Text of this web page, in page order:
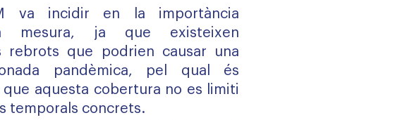
va incidir en la importància
mesura, ja que existeixen
rebrots que podrien causar una
pandèmica, pel qual és
que aquesta cobertura no es limiti
temporals concrets.